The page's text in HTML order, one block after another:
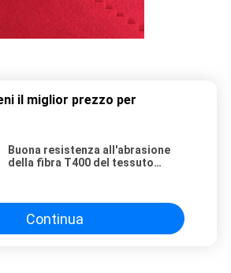
il miglior prezzo per
Buona resistenza all'abrasione
della fibra T400 del tessuto
Continua